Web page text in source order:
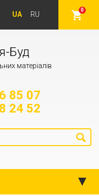
0
UA RU
Буд
матеріалів
85 07
24 52